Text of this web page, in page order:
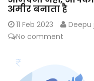
अमीर बनाता है
11 Feb 2023 Deepu j
No comment